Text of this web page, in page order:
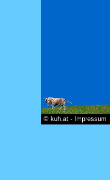
© kuh.at - Impressum